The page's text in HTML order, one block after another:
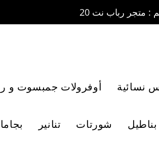
نسائية أوفرولات جمبسوت و
بناطيل شورتات تنانير